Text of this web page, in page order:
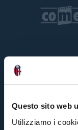
Questo sito web
Utilizziamo i